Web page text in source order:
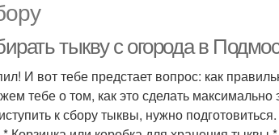
тыкву с огорода в
И вот тебе предстает вопрос: как
тебе о том, как это сделать
к сбору тыквы, нужно